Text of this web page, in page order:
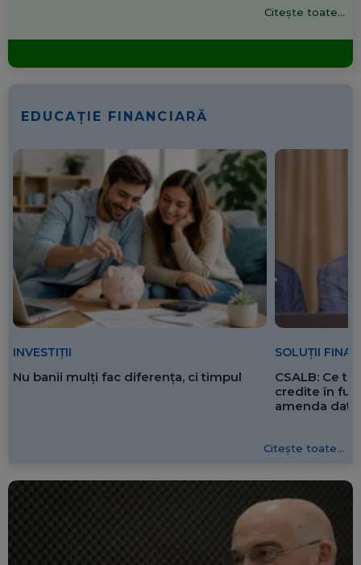
Citește toate...
EDUCAȚIE FINANCIARĂ
INVESTIȚII
Nu banii mulți fac diferența, ci timpul
SOLUȚII
CSALB: Ce
credite în
amenda
Citește toate...